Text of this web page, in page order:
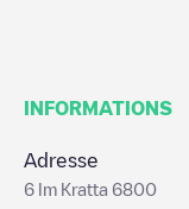
INFORMATIONS
Adresse
6 Im Kratta 6800